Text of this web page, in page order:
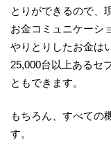
とりができるので、
お金コミュニケーシ
やりとりしたお金は
25,000台以上あるセ
ともできます。
もちろん、すべての
す。